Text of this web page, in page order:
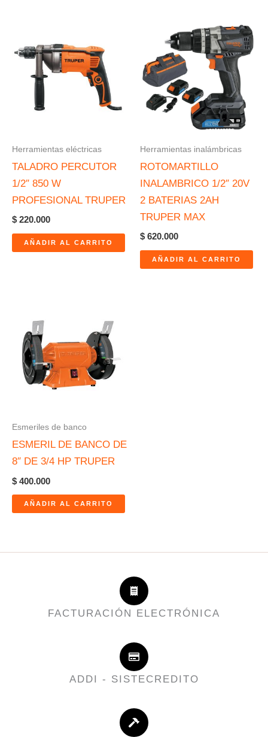
Herramientas eléctricas
TALADRO PERCUTOR
1/2″ 850 W
PROFESIONAL TRUPER
$ 220.000
AÑADIR AL CARRITO
Herramientas inalámbricas
ROTOMARTILLO
INALAMBRICO 1/2″ 20V
2 BATERIAS 2AH
TRUPER MAX
$ 620.000
AÑADIR AL CARRITO
Esmeriles de banco
ESMERIL DE BANCO DE
8″ DE 3/4 HP TRUPER
$ 400.000
AÑADIR AL CARRITO
FACTURACIÓN ELECTRÓNICA
ADDI - SISTECREDITO